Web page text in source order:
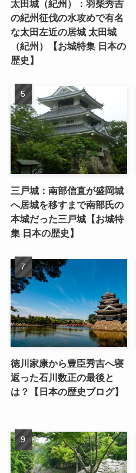
太田城（紀州）：羽柴秀吉
の紀州征伐の水攻めで有名
な太田左近の居城 太田城
（紀州）【お城特集 日本の
歴史】
三戸城：南部信直が盛岡城
へ居城を移すまで南部氏の
本城だった三戸城【お城特
集 日本の歴史】
徳川家康から豊臣秀吉へ寝
返った石川数正の最後と
は？【日本の歴史ブログ】